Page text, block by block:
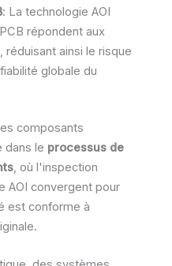
: La technologie AOI
répondent aux
ainsi le risque
globale du
composants
dans le processus de
, où l'inspection
AOI convergent pour
est conforme à